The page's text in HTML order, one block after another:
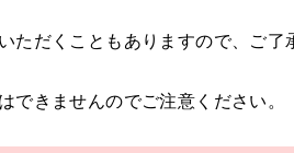
ただくこともありますので、ご了
できませんのでご注意ください。